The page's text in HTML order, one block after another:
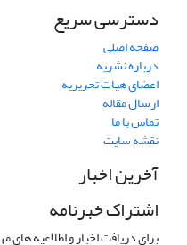
دسترسی سریع
صفحه اصلی
درباره نشریه
اعضای هیات تحریریه
ارسال مقاله
تماس با ما
نقشه سایت
آخرین اخبار
اشتراک خبرنامه
برای دریافت اخبار و اطلاعیه